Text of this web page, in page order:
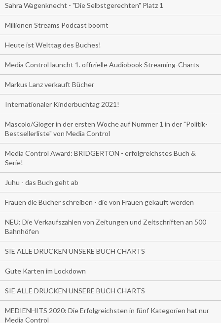
Sahra Wagenknecht - "Die Selbstgerechten" Platz 1
Millionen Streams Podcast boomt
Heute ist Welttag des Buches!
Media Control launcht 1. offizielle Audiobook Streaming-Charts
Markus Lanz verkauft Bücher
Internationaler Kinderbuchtag 2021!
Mascolo/Gloger in der ersten Woche auf Nummer 1 in der "Politik-
Bestsellerliste" von Media Control
Media Control Award: BRIDGERTON - erfolgreichstes Buch &
Serie!
Juhu - das Buch geht ab
Frauen die Bücher schreiben - die von Frauen gekauft werden
NEU: Die Verkaufszahlen von Zeitungen und Zeitschriften an 500
Bahnhöfen
SIE ALLE DRUCKEN UNSERE BUCH CHARTS
Gute Karten im Lockdown
SIE ALLE DRUCKEN UNSERE BUCH CHARTS
MEDIENHITS 2020: Die Erfolgreichsten in fünf Kategorien hat nur
Media Control